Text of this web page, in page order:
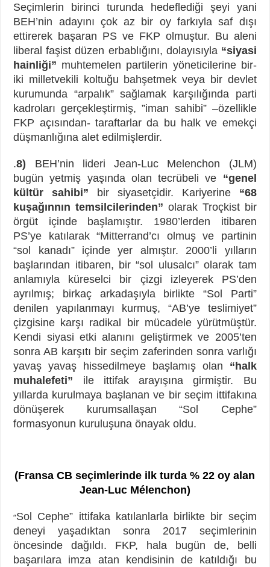
Seçimlerin birinci turunda hedeflediği şeyi yani
BEH’nin adayını çok az bir oy farkıyla saf dışı
ettirerek başaran PS ve FKP olmuştur. Bu aleni
liberal faşist düzen erbablığını, dolayısıyla “siyasi
hainliği” muhtemelen partilerin yöneticilerine bir-
iki milletvekili koltuğu bahşetmek veya bir devlet
kurumunda “arpalık” sağlamak karşılığında parti
kadroları gerçekleştirmiş, ”iman sahibi” –özellikle
FKP açısından- taraftarlar da bu halk ve emekçi
düşmanlığına alet edilmişlerdir.
.8) BEH’nin lideri Jean-Luc Melenchon (JLM)
bugün yetmiş yaşında olan tecrübeli ve “genel
kültür sahibi” bir siyasetçidir. Kariyerine “68
kuşağınnın temsilcilerinden” olarak Troçkist bir
örgüt içinde başlamıştır. 1980’lerden itibaren
PS’ye katılarak “Mitterrand’cı olmuş ve partinin
“sol kanadı” içinde yer almıştır. 2000’li yılların
başlarından itibaren, bir “sol ulusalcı” olarak tam
anlamıyla küreselci bir çizgi izleyerek PS’den
ayrılmış; birkaç arkadaşıyla birlikte “Sol Parti”
denilen yapılanmayı kurmuş, “AB’ye teslimiyet”
çizgisine karşı radikal bir mücadele yürütmüştür.
Kendi siyasi etki alanını geliştirmek ve 2005’ten
sonra AB karşıtı bir seçim zaferinden sonra varlığı
yavaş yavaş hissedilmeye başlamış olan “halk
muhalefeti” ile ittifak arayışına girmiştir. Bu
yıllarda kurulmaya başlanan ve bir seçim ittifakına
dönüşerek kurumsallaşan “Sol Cephe”
formasyonun kuruluşuna önayak oldu.
(Fransa CB seçimlerinde ilk turda % 22 oy alan
Jean-Luc Mélenchon)
“Sol Cephe” ittifaka katılanlarla birlikte bir seçim
deneyi yaşadıktan sonra 2017 seçimlerinin
öncesinde dağıldı. FKP, hala bugün de, belli
başarılara imza atan kendisinin de katıldığı bu